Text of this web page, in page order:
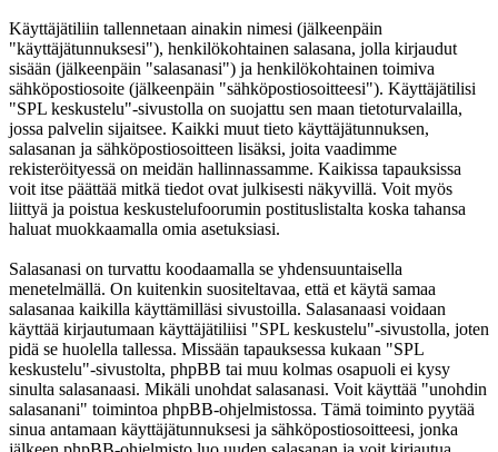
Käyttäjätiliin tallennetaan ainakin nimesi (jälkeenpäin
"käyttäjätunnuksesi"), henkilökohtainen salasana, jolla kirjaudut
sisään (jälkeenpäin "salasanasi") ja henkilökohtainen toimiva
sähköpostiosoite (jälkeenpäin "sähköpostiosoitteesi"). Käyttäjätilisi
"SPL keskustelu"-sivustolla on suojattu sen maan tietoturvalailla,
jossa palvelin sijaitsee. Kaikki muut tieto käyttäjätunnuksen,
salasanan ja sähköpostiosoitteen lisäksi, joita vaadimme
rekisteröityessä on meidän hallinnassamme. Kaikissa tapauksissa
voit itse päättää mitkä tiedot ovat julkisesti näkyvillä. Voit myös
liittyä ja poistua keskustelufoorumin postituslistalta koska tahansa
haluat muokkaamalla omia asetuksiasi.
Salasanasi on turvattu koodaamalla se yhdensuuntaisella
menetelmällä. On kuitenkin suositeltavaa, että et käytä samaa
salasanaa kaikilla käyttämilläsi sivustoilla. Salasanaasi voidaan
käyttää kirjautumaan käyttäjätiliisi "SPL keskustelu"-sivustolla, joten
pidä se huolella tallessa. Missään tapauksessa kukaan "SPL
keskustelu"-sivustolta, phpBB tai muu kolmas osapuoli ei kysy
sinulta salasanaasi. Mikäli unohdat salasanasi. Voit käyttää "unohdin
salasanani" toimintoa phpBB-ohjelmistossa. Tämä toiminto pyytää
sinua antamaan käyttäjätunnuksesi ja sähköpostiosoitteesi, jonka